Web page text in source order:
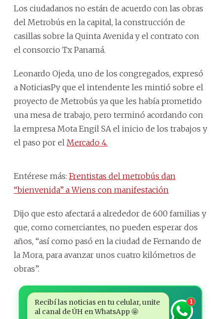
Los ciudadanos no están de acuerdo con las obras
del Metrobús en la capital, la construcción de
casillas sobre la Quinta Avenida y el contrato con
el consorcio Tx Panamá.
Leonardo Ojeda, uno de los congregados, expresó
a NoticiasPy que el intendente les mintió sobre el
proyecto de Metrobús ya que les había prometido
una mesa de trabajo, pero terminó acordando con
la empresa Mota Engil SA el inicio de los trabajos y
el paso por el Mercado 4.
Entérese más: Frentistas del metrobús dan
“bienvenida” a Wiens con manifestación
Dijo que esto afectará a alrededor de 600 familias y
que, como comerciantes, no pueden esperar dos
años, “así como pasó en la ciudad de Fernando de
la Mora, para avanzar unos cuatro kilómetros de
obras”.
Recibí las noticias en tu celular, unite
al canal de ÚH en WhatsApp 🤩
1